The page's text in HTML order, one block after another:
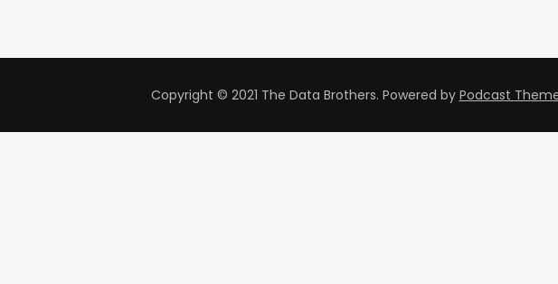
Copyright © 2021 The Data Brothers. Powered by Podcast